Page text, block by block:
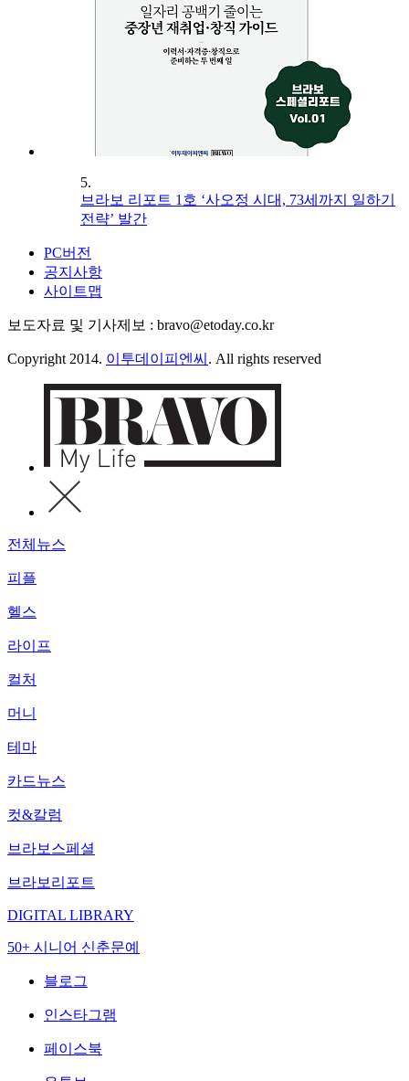
5.
브라보 리포트 1호 ‘사오정 시대, 73세까지 일하기
전략’ 발간
PC버전
공지사항
사이트맵
보도자료 및 기사제보 : bravo@etoday.co.kr
Copyright 2014. 이투데이피엔씨 . All rights reserved
전체뉴스
피플
헬스
라이프
컬처
머니
테마
카드뉴스
컷&칼럼
브라보스페셜
브라보리포트
DIGITAL LIBRARY
50+ 시니어 신춘문예
블로그
인스타그램
페이스북